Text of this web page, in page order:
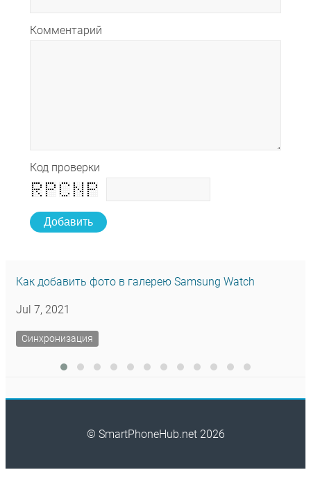
Комментарий
Код проверки
Добавить
Как добавить фото в галерею Samsung Watch
Jul 7, 2021
Синхронизация
© SmartPhoneHub.net 2026